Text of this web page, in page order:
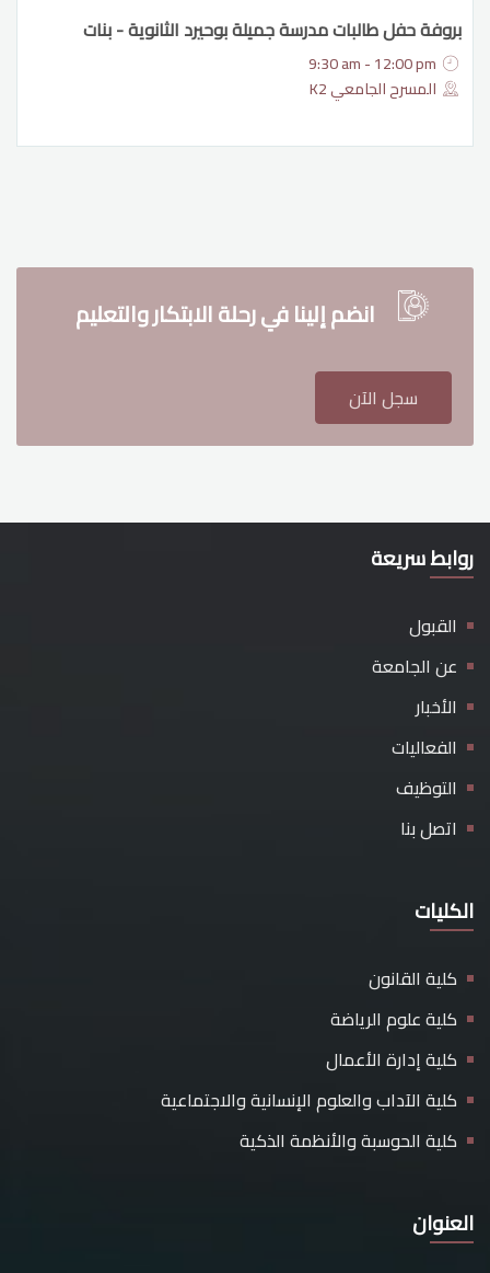
بروفة حفل طالبات مدرسة جميلة بوحيرد الثانوية - بنات
9:30 am - 12:00 pm
المسرح الجامعي K2
انضم إلينا في رحلة الابتكار والتعليم
سجل الآن
روابط سريعة
القبول
عن الجامعة
الأخبار
الفعاليات
التوظيف
اتصل بنا
الكليات
كلية القانون
كلية علوم الرياضة
كلية إدارة الأعمال
كلية الآداب والعلوم الإنسانية والاجتماعية
كلية الحوسبة والأنظمة الذكية
العنوان